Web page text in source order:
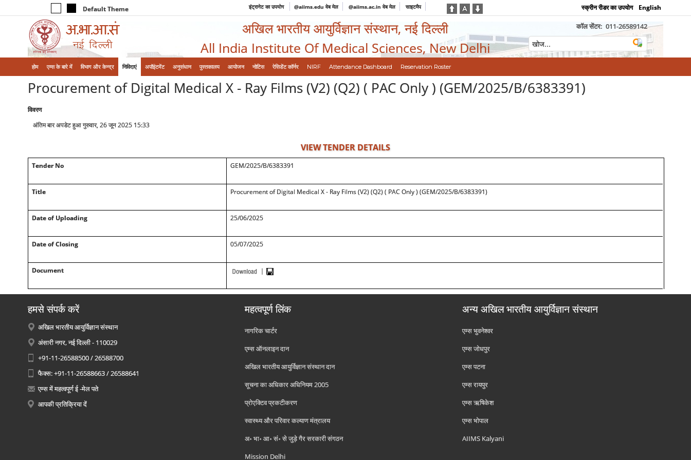
Default Theme इंट्रानेट का उपयोग @aiims.edu वेब मेल @aiims.ac.in वेब मेल साइटमैप स्क्रीन रीडर का उपयोग English
अखिल भारतीय आयुर्विज्ञान संस्थान, नई दिल्ली
All India Institute Of Medical Sciences, New Delhi
कॉल सेंटर: 011-26589142
होम एम्‍स के बारे में विभाग और केन्‍द्र निविदाएं अपॉइंटमेंट अनुसंधान पुस्तकालय आयोजन नोटिस रेसिडेंट कॉर्नर NIRF Attendance Dashboard Reservation Roster
Procurement of Digital Medical X - Ray Films (V2) (Q2) ( PAC Only ) (GEM/2025/B/6383391)
विवरण
अंतिम बार अपडेट हुआ गुरुवार, 26 जून 2025 15:33
VIEW TENDER DETAILS
Tender No GEM/2025/B/6383391
Title Procurement of Digital Medical X - Ray Films (V2) (Q2) ( PAC Only ) (GEM/2025/B/6383391)
Date of Uploading 25/06/2025
Date of Closing 05/07/2025
Document
हमसे संपर्क करें
अखिल भारतीय आयुर्विज्ञान संस्थान
अंसारी नगर, नई दिल्ली - 110029
+91-11-26588500 / 26588700
फैक्स: +91-11-26588663 / 26588641
एम्स में महत्वपूर्ण ई -मेल पते
आपकी प्रतिक्रिया दें
महत्वपूर्ण लिंक
नागरिक चार्टर
एम्स ऑनलाइन दान
अखिल भारतीय आयुर्विज्ञान संस्थान दान
सूचना का अधिकार अधिनियम 2005
प्रोएक्टिव प्रकटीकरण
स्वास्थ्य और परिवार कल्याण मंत्रालय
अ॰ भा॰ आ॰ सं॰ से जुड़े गैर सरकारी संगठन
Mission Delhi
अन्य अखिल भारतीय आयुर्विज्ञान संस्थान
एम्‍स भुवनेश्वर
एम्‍स जोधपुर
एम्‍स पटना
एम्‍स रायपुर
एम्‍स ऋषिकेश
एम्‍स भोपाल
AIIMS Kalyani